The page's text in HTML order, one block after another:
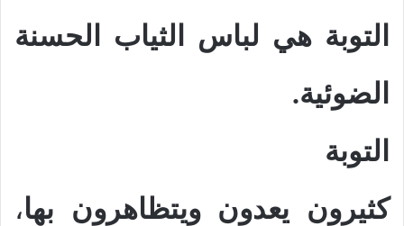
التوبة هي لباس الثياب الحسنة
الضوئية.
التوبة
كثيرون يعدون ويتظاهرون بها،